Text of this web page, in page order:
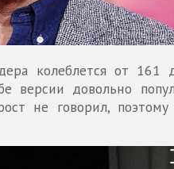
колеблется от 161
версии довольно
не говорил,